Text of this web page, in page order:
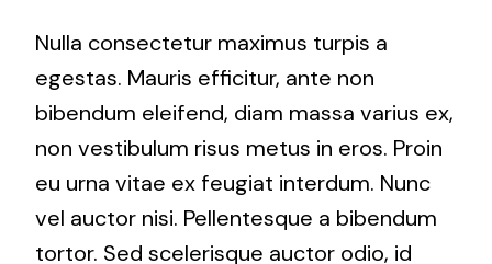
Nulla consectetur maximus turpis a
egestas. Mauris efficitur, ante non
bibendum eleifend, diam massa varius ex,
non vestibulum risus metus in eros. Proin
eu urna vitae ex feugiat interdum. Nunc
vel auctor nisi. Pellentesque a bibendum
tortor. Sed scelerisque auctor odio, id